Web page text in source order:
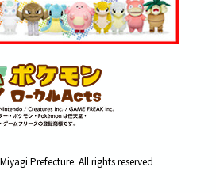
Prefecture. All rights reserved